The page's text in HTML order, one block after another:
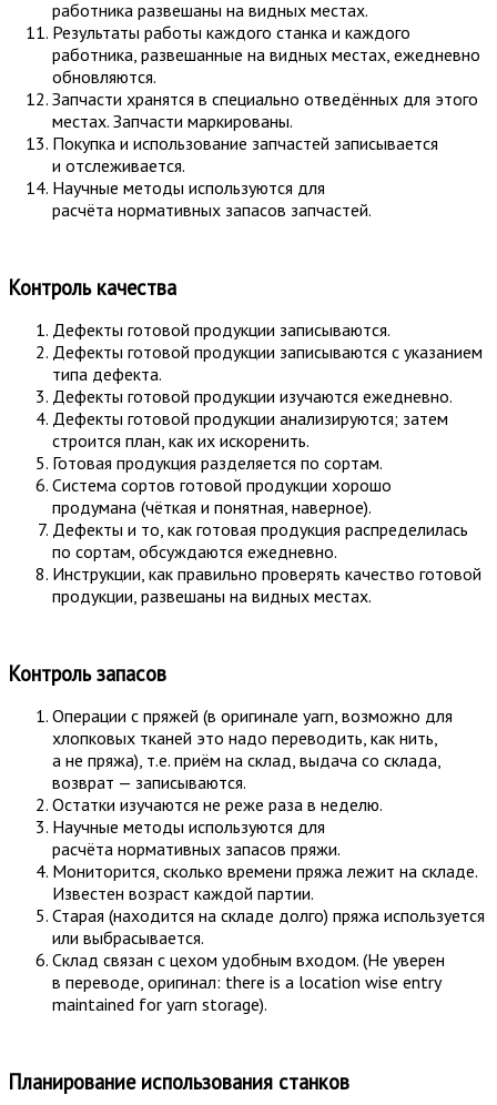
работника развешаны на видных местах.
Результаты работы каждого станка и каждого
работника, развешанные на видных местах, ежедневно
обновляются.
Запчасти хранятся в специально отведённых для этого
местах. Запчасти маркированы.
Покупка и использование запчастей записывается
и отслеживается.
Научные методы используются для
расчёта нормативных запасов запчастей.
Контроль качества
Дефекты готовой продукции записываются.
Дефекты готовой продукции записываются с указанием
типа дефекта.
Дефекты готовой продукции изучаются ежедневно.
Дефекты готовой продукции анализируются; затем
строится план, как их искоренить.
Готовая продукция разделяется по сортам.
Система сортов готовой продукции хорошо
продумана (чёткая и понятная, наверное).
Дефекты и то, как готовая продукция распределилась
по сортам, обсуждаются ежедневно.
Инструкции, как правильно проверять качество готовой
продукции, развешаны на видных местах.
Контроль запасов
Операции с пряжей (в оригинале yarn, возможно для
хлопковых тканей это надо переводить, как нить,
а не пряжа), т.е. приём на склад, выдача со склада,
возврат — записываются.
Остатки изучаются не реже раза в неделю.
Научные методы используются для
расчёта нормативных запасов пряжи.
Мониторится, сколько времени пряжа лежит на складе.
Известен возраст каждой партии.
Старая (находится на складе долго) пряжа используется
или выбрасывается.
Склад связан с цехом удобным входом. (Не уверен
в переводе, оригинал: there is a location wise entry
maintained for yarn storage).
Планирование использования станков